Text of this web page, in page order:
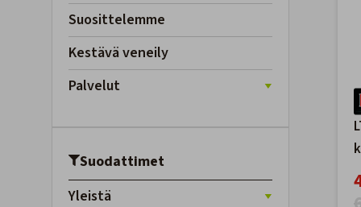
Suosittelemme
Kestävä veneily
Palvelut
Suodattimet
Yleistä